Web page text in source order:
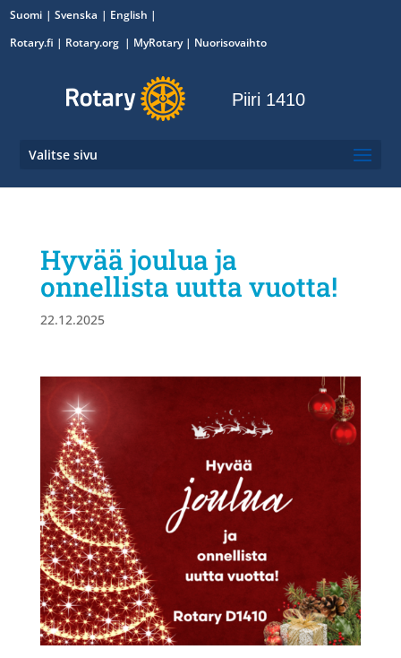
Suomi Svenska
English
Rotary.fi | Rotary.org | MyRotary| Nuorisovaihto
Piiri 1410
Valitse sivu
Hyvää joulua ja
onnellista uutta vuotta!
22.12.2025